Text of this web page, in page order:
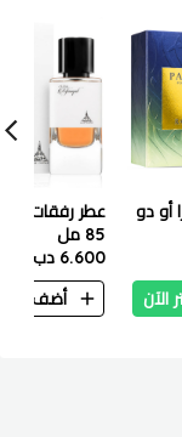
أو دو
الآن
عطر رفقات أو
85 مل
6.600 دب
أضف